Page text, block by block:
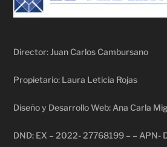
Director: Juan Carlos Cambursano
Propietario: Laura Leticia Rojas
Diseño y Desarrollo Web: Ana Carla
DND: EX – 2022- 27768199 – – APN-